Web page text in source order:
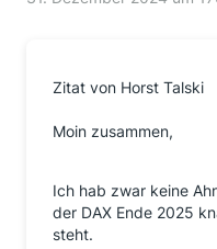
Zitat von Horst Talski
Moin zusammen,
Ich hab zwar keine
der DAX Ende 2025
steht.